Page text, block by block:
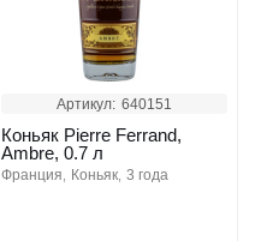
Артикул: 640151
Коньяк Pierre Ferrand,
Ambre, 0.7 л
франция коньяк 3 года